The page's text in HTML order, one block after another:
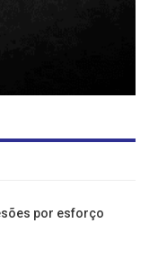
por esforço